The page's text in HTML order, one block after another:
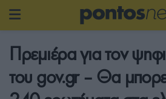
Πρεμιέρα για τον
του gov.gr – Θα